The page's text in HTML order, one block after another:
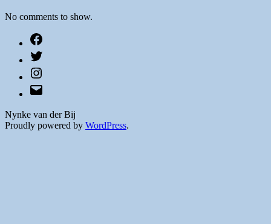
No comments to show.
Nynke van der Bij
Proudly powered by WordPress.